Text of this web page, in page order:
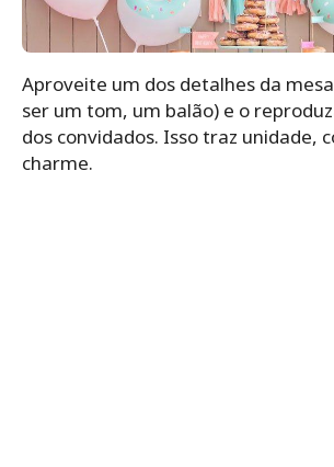
Aproveite um dos detalhes da
ser um tom, um balão) e o
dos convidados. Isso traz unidade,
charme.